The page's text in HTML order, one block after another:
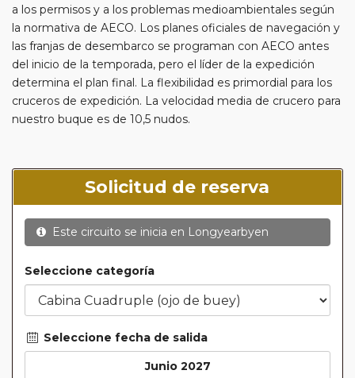
a los permisos y a los problemas medioambientales según
la normativa de AECO. Los planes oficiales de navegación y
las franjas de desembarco se programan con AECO antes
del inicio de la temporada, pero el líder de la expedición
determina el plan final. La flexibilidad es primordial para los
cruceros de expedición. La velocidad media de crucero para
nuestro buque es de 10,5 nudos.
Solicitud de reserva
Este circuito se inicia en Longyearbyen
Seleccione categoría
Seleccione fecha de salida
Junio 2027